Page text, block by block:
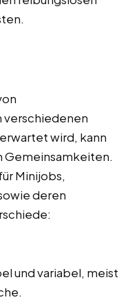
verschiedenen
wird, kann
Gemeinsamkeiten.
Minijobs,
deren
und variabel, meist